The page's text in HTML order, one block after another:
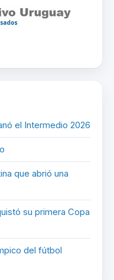
el Intermedio 2026
que abrió una
su primera Copa
del fútbol